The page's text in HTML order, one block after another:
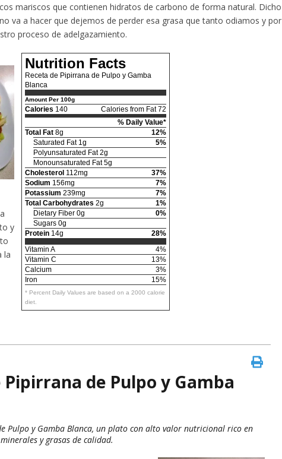
mariscos que contienen hidratos de carbono de forma natural. Dicho
va a hacer que dejemos de perder esa grasa que tanto odiamos y por
proceso de adelgazamiento.
Nutrition Facts
Receta de Pipirrana de Pulpo y Gamba
Blanca
Amount Per 100g
Calories 140
Calories from Fat 72
% Daily Value*
Total Fat 8g
12%
Saturated Fat 1g
5%
Polyunsaturated Fat 2g
Monounsaturated Fat 5g
Cholesterol 112mg
37%
Sodium 156mg
7%
Potassium 239mg
7%
Total Carbohydrates 2g
1%
Dietary Fiber 0g
0%
Sugars 0g
Protein 14g
28%
Vitamin A
4%
Vitamin C
13%
Calcium
3%
Iron
15%
* Percent Daily Values are based on a 2000 calorie
diet.
y
la
Pipirrana de Pulpo y Gamba
Pulpo y Gamba Blanca, un plato con alto valor nutricional rico en
y grasas de calidad.